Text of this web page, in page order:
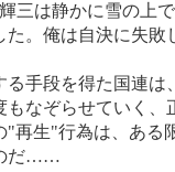
三は静かに雪の上
た。俺は自決に失敗
手段を得た国連は
もなぞらせていく、
"再生"行為は、ある
だ……